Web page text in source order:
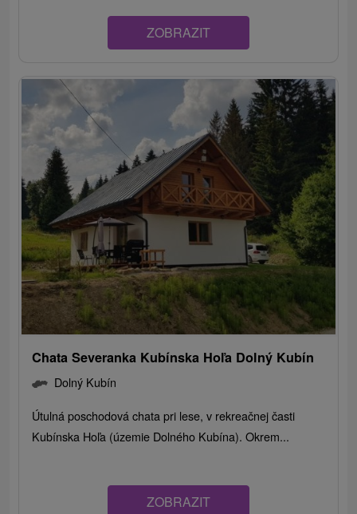
ZOBRAZIT
Chata Severanka Kubínska Hoľa Dolný Kubín
Dolný Kubín
Útulná poschodová chata pri lese, v rekreačnej časti
Kubínska Hoľa (územie Dolného Kubína). Okrem...
ZOBRAZIT